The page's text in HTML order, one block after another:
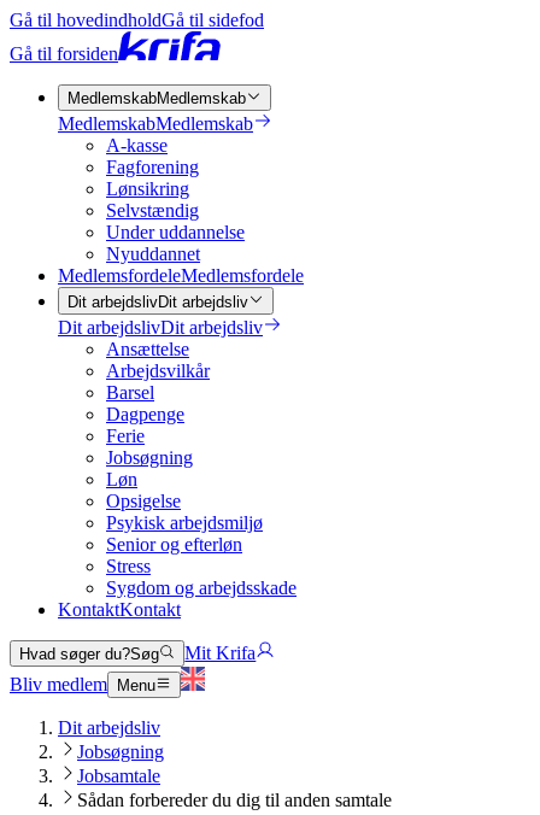
Gå til hovedindholdGå til sidefod
Gå til forsiden
MedlemskabMedlemskab
MedlemskabMedlemskab
A-kasse
Fagforening
Lønsikring
Selvstændig
Under uddannelse
Nyuddannet
MedlemsfordeleMedlemsfordele
Dit arbejdslivDit arbejdsliv
Dit arbejdslivDit arbejdsliv
Ansættelse
Arbejdsvilkår
Barsel
Dagpenge
Ferie
Jobsøgning
Løn
Opsigelse
Psykisk arbejdsmiljø
Senior og efterløn
Stress
Sygdom og arbejdsskade
KontaktKontakt
Hvad søger du?Søg
Mit Krifa
Bliv medlem
Menu
Dit arbejdsliv
Jobsøgning
Jobsamtale
Sådan forbereder du dig til anden samtale